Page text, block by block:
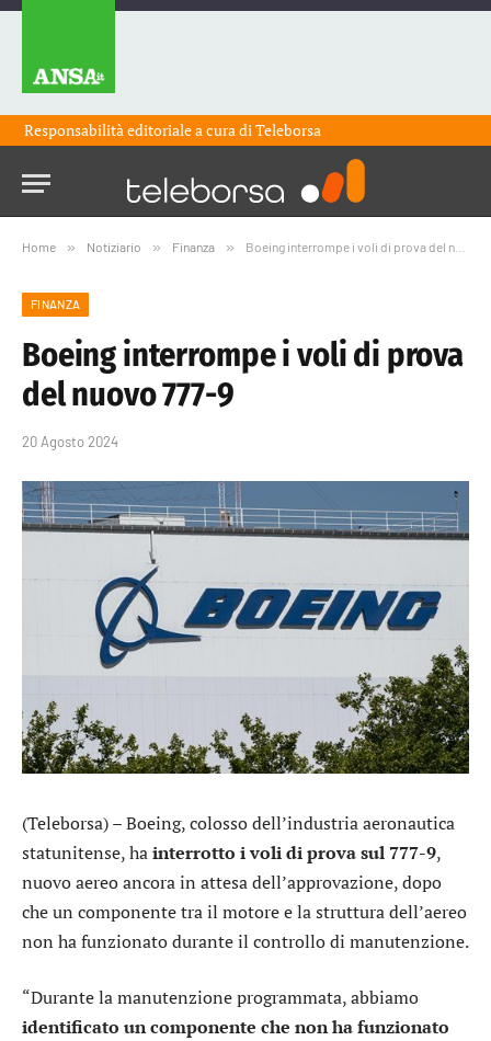
Responsabilità editoriale a cura diTeleborsa
Home » Notiziario » Finanza » Boeing interrompe i voli di prova del nuovo 777-9
FINANZA
Boeing interrompe i voli di prova
del nuovo 777-9
20 Agosto 2024
(Teleborsa) –Boeing, colosso dell’industria aeronautica
statunitense, hainterrotto i voli di prova sul 777-9,
nuovo aereo ancora in attesa dell’approvazione, dopo
che un componente tra il motore e la struttura dell’aereo
non ha funzionato durante il controllo di manutenzione.
“Durante la manutenzione programmata, abbiamo
identificato un componente che non ha funzionato